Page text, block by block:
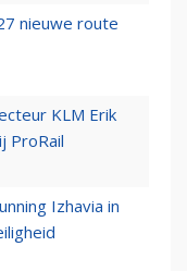
nieuwe route
KLM Erik
ProRail
Izhavia in